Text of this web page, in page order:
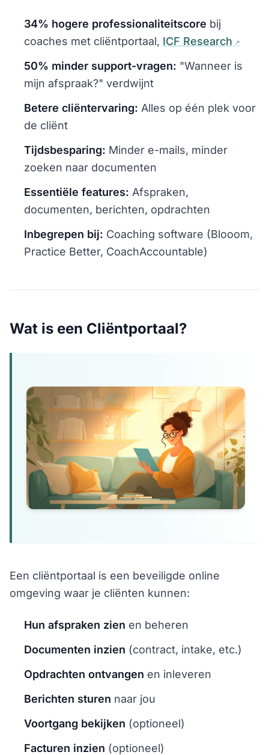
34% hogere professionaliteitscore bij
coaches met cliëntportaal, ICF Research
50% minder support-vragen: "Wanneer is
mijn afspraak?" verdwijnt
Betere cliëntervaring: Alles op één plek voor
de cliënt
Tijdsbesparing: Minder e-mails, minder
zoeken naar documenten
Essentiële features: Afspraken,
documenten, berichten, opdrachten
Inbegrepen bij: Coaching software (Blooom,
Practice Better, CoachAccountable)
Wat is een Cliëntportaal?
Een cliëntportaal is een beveiligde online
omgeving waar je cliënten kunnen:
Hun afspraken zien en beheren
Documenten inzien (contract, intake, etc.)
Opdrachten ontvangen en inleveren
Berichten sturen naar jou
Voortgang bekijken (optioneel)
Facturen inzien (optioneel)